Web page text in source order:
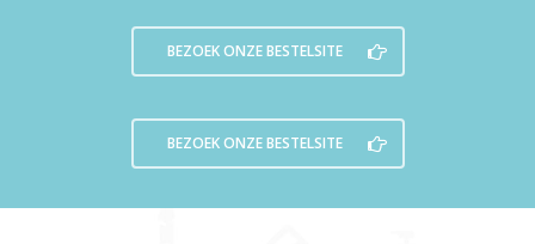
BEZOEK ONZE BESTELSITE
BEZOEK ONZE BESTELSITE